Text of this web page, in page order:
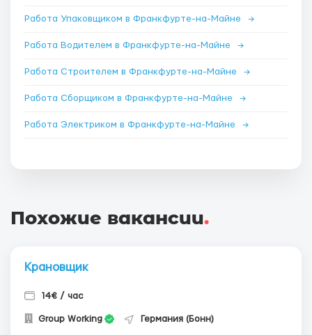
Работа Упаковщиком в Франкфурте-на-Майне →
Работа Водителем в Франкфурте-на-Майне →
Работа Строителем в Франкфурте-на-Майне →
Работа Сборщиком в Франкфурте-на-Майне →
Работа Электриком в Франкфурте-на-Майне →
Похожие вакансии.
Крановщик
14€ / час
Group Working Германия (Бонн)